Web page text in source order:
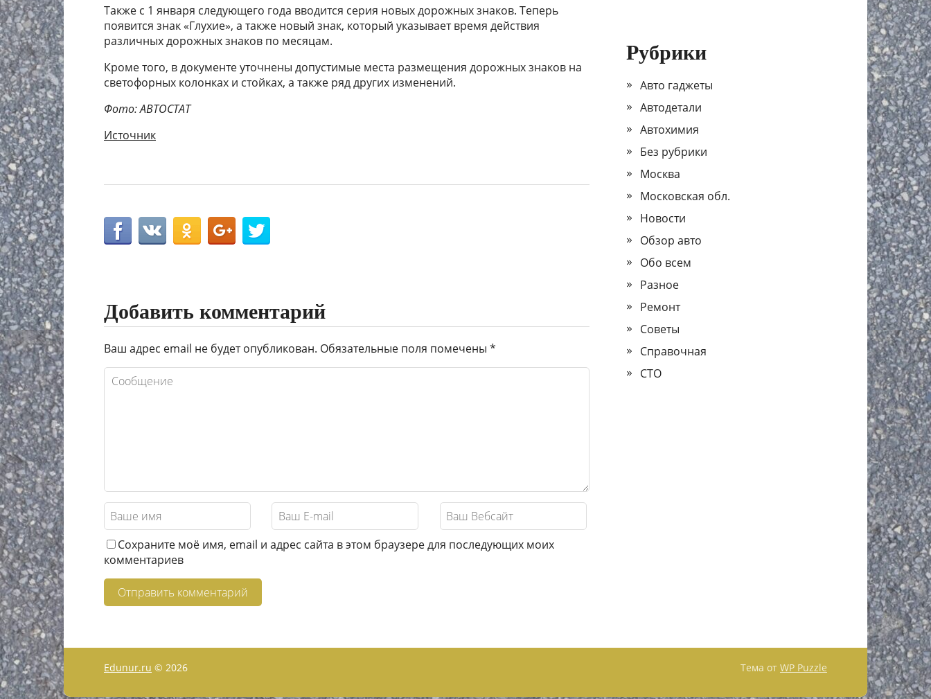
Также с 1 января следующего года вводится серия новых дорожных знаков. Теперь
появится знак «Глухие», а также новый знак, который указывает время действия
различных дорожных знаков по месяцам.
Кроме того, в документе уточнены допустимые места размещения дорожных знаков на
светофорных колонках и стойках, а также ряд других изменений.
Фото: АВТОСТАТ
Источник
Добавить комментарий
Ваш адрес email не будет опубликован. Обязательные поля помечены *
Сохраните моё имя, email и адрес сайта в этом браузере для последующих моих
комментариев
Рубрики
Авто гаджеты
Автодетали
Автохимия
Без рубрики
Москва
Московская обл.
Новости
Обзор авто
Обо всем
Разное
Ремонт
Советы
Справочная
СТО
Edunur.ru © 2026 Тема от WP Puzzle